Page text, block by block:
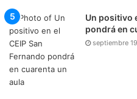
Un positivo
pondrá en
septiembre